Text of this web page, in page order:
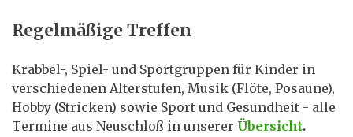
Regelmäßige Treffen
Krabbel-, Spiel- und Sportgruppen für Kinder in
verschiedenen Alterstufen, Musik (Flöte, Posaune),
Hobby (Stricken) sowie Sport und Gesundheit - alle
Termine aus Neuschloß in unserer Übersicht.